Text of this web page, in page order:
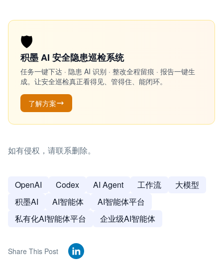
🛡️
积墨 AI 安全隐患巡检系统
任务一键下达 · 隐患 AI 识别 · 整改全程留痕 · 报告一键生
成。让安全巡检真正看得见、管得住、能闭环。
了解方案
如有侵权，请联系删除。
OpenAI Codex AI Agent 工作流
大模型
积墨AI
AI智能体
AI智能体平台
私有化AI智能体平台
企业级AI智能体
Share This Post